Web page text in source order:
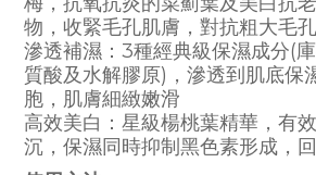
物，收緊毛孔肌膚，對抗粗大毛孔
滲透補濕：3種經典級保濕成分(
質酸及水解膠原)，滲透到肌底保
胞，肌膚細緻嫩滑
高效美白：星級楊桃葉精華，有
沉，保濕同時抑制黑色素形成，